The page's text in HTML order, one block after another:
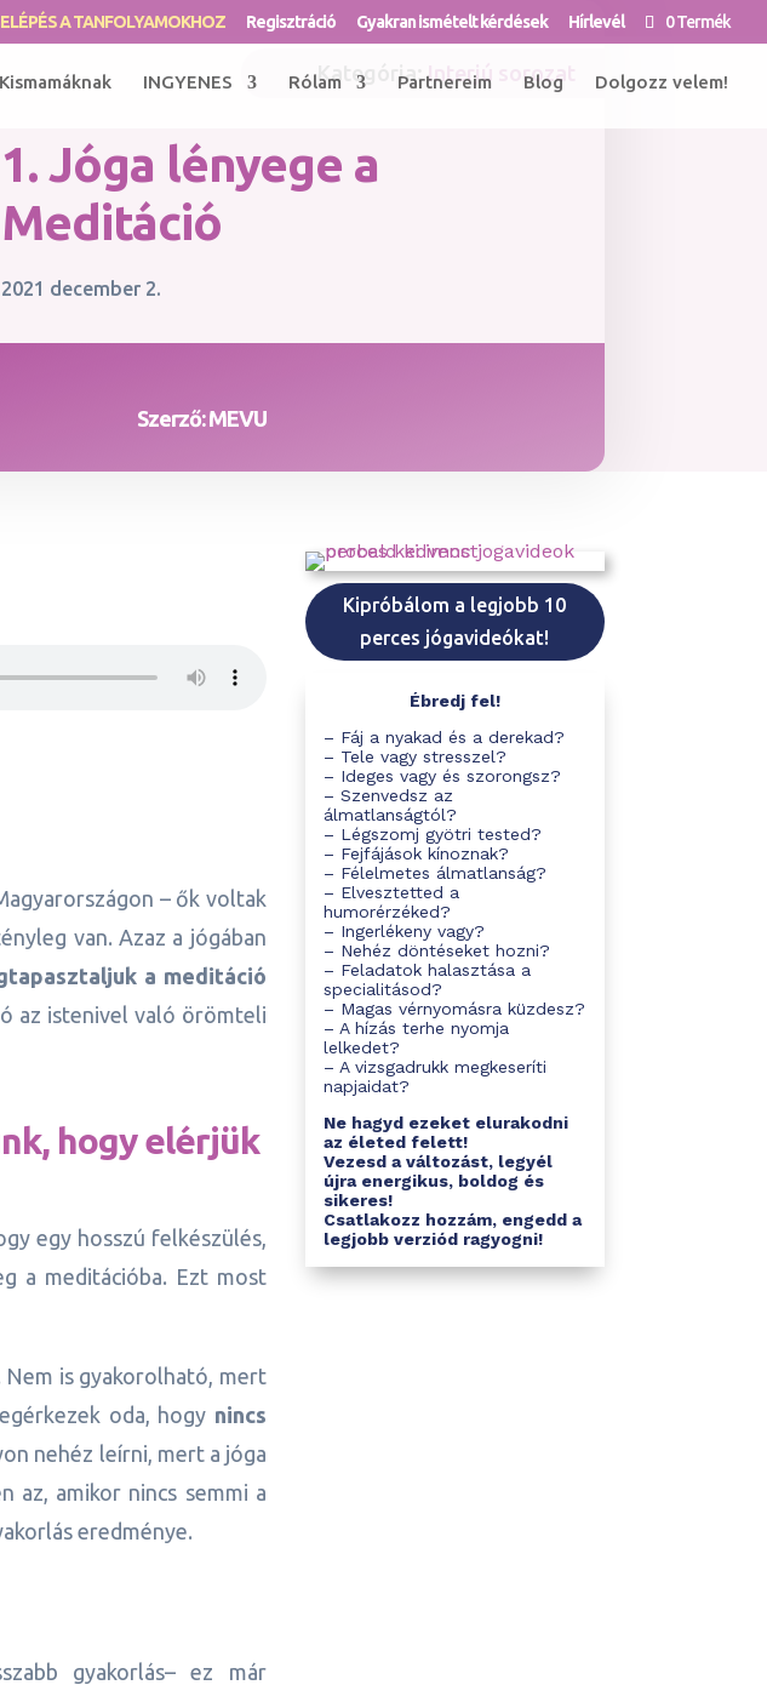
A TANFOLYAMOKHOZ Regisztráció Gyakran ismételt kérdések Hírlevél 0 Termék
Kismamáknak INGYENES Rólam Partnereim Blog Dolgozz velem!
Kategória:Interjú sorozat
1. Jóga lényege a
Meditáció
2021 december 2.
Szerző: MEVU
– ők voltak
van. Azaz a jógában
a meditáció
az istenivel való örömteli
hogy elérjük
egy hosszú felkészülés,
a meditációba. Ezt most
Nem is gyakorolható, mert
oda, hogy nincs
nehéz leírni, mert a jóga
az, amikor nincs semmi a
eredménye.
gyakorlás– ez már
Kipróbálom a legjobb 10
perces jógavideókat!
Ébredj fel!
– Fáj a nyakad és a derekad?
– Tele vagy stresszel?
– Ideges vagy és szorongsz?
– Szenvedsz az
álmatlanságtól?
– Légszomj gyötri tested?
– Fejfájások kínoznak?
– Félelmetes álmatlanság?
– Elvesztetted a
humorérzéked?
– Ingerlékeny vagy?
– Nehéz döntéseket hozni?
– Feladatok halasztása a
specialitásod?
– Magas vérnyomásra küzdesz?
– A hízás terhe nyomja
lelkedet?
– A vizsgadrukk megkeseríti
napjaidat?
Ne hagyd ezeket elurakodni
az életed felett!
Vezesd a változást, legyél
újra energikus, boldog és
sikeres!
Csatlakozz hozzám, engedd a
legjobb verziód ragyogni!